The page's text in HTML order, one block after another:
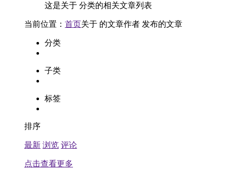
这是关于 分类的相关文章列表
当前位置： 首页关于 的文章作者 发布的文章
分类
子类
标签
排序
最新 浏览 评论
点击查看更多